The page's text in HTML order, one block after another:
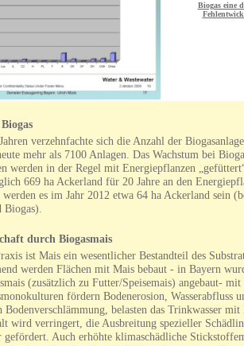
Biogas eine
verzehnfachte sich die Anzahl der
mehr als 7100 Anlagen. Das Wachstum bei
werden in der Regel mit Energiepflanzen
669 ha Ackerland für 20 Jahre an den
es im Jahr 2012 etwa 64 ha Ackerland sein
Biogas).
durch Biogasmais
ist Mais ein wesentlicher Bestandteil des
werden Flächen mit Mais bebaut - in Bayern
(zusätzlich zu Futter/Speisemais) angebaut-
fördern Bodenerosion, Wasserabfluss
Bodenverschlämmung, belasten das Trinkwasser
wird verringert, die Ausbreitung spezieller
gefördert. Auch erhöhte klimaschädliche